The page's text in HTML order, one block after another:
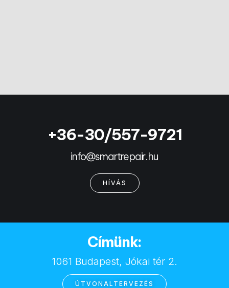
+36-30/557-9721
info@smartrepair.hu
HÍVÁS
Címünk:
1061 Budapest, Jókai tér 2.
ÚTVONALTERVEZÉS